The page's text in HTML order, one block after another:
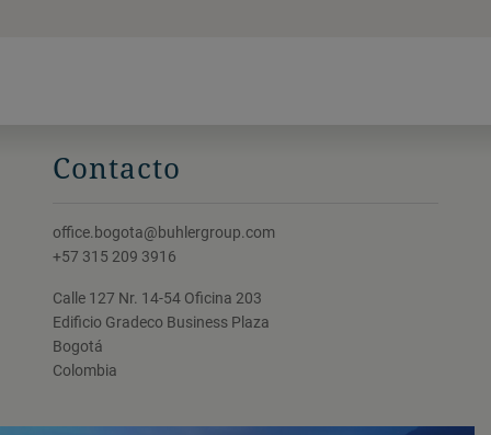
Contacto
office.bogota@buhlergroup.com
+57 315 209 3916
Calle 127 Nr. 14-54 Oficina 203
Edificio Gradeco Business Plaza
Bogotá
Colombia